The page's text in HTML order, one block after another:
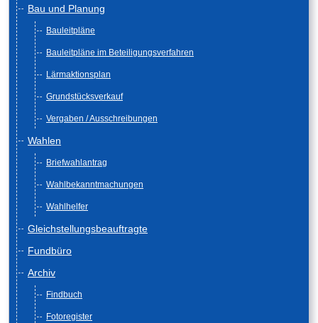
Bau und Planung
Bauleitpläne
Bauleitpläne im Beteiligungsverfahren
Lärmaktionsplan
Grundstücksverkauf
Vergaben / Ausschreibungen
Wahlen
Briefwahlantrag
Wahlbekanntmachungen
Wahlhelfer
Gleichstellungsbeauftragte
Fundbüro
Archiv
Findbuch
Fotoregister